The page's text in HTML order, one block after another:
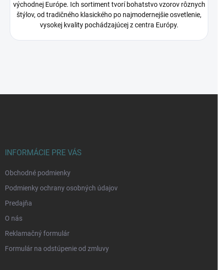
východnej Európe. Ich sortiment tvorí bohatstvo vzorov rôznych
štýlov, od tradičného klasického po najmodernejšie osvetlenie,
vysokej kvality pochádzajúcej z centra Európy.
INFORMÁCIE PRE VÁS
Obchodné podmienky
Podmienky ochrany osobných údajov
Predajňa
O nás
Reklamačný formulár
Formulár na odstúpenie od zmluvy